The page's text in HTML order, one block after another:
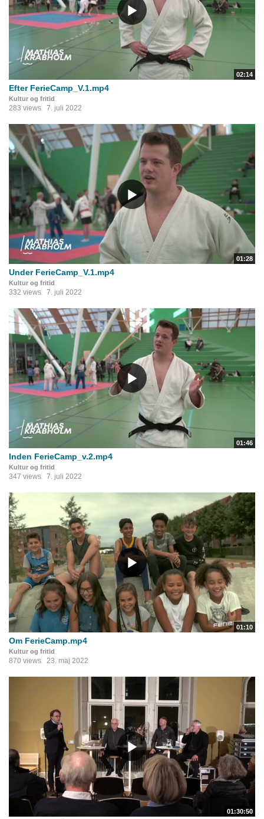
02:14
Efter FerieCamp_V.1.mp4
Kultur og fritid
283 views 7. juli 2022
01:28
Under FerieCamp_V.1.mp4
Kultur og fritid
332 views 7. juli 2022
01:46
Inden FerieCamp_v.2.mp4
Kultur og fritid
347 views 7. juli 2022
01:10
Om FerieCamp.mp4
Kultur og fritid
870 views 23. maj 2022
01:30:50